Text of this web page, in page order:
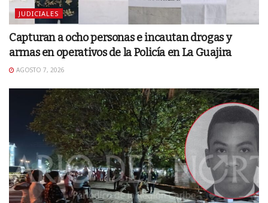
JUDICIALES
Capturan a ocho personas e incautan drogas y
armas en operativos de la Policía en La Guajira
AGOSTO 7, 2026